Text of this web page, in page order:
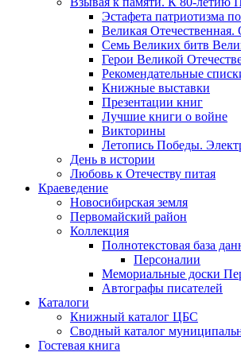
Эcтафета патриотизма
Великая
Семь Великих битв
Герои Великой
Рекомендательные
Книжные выставки
Презентации книг
Лучшие книги о войне
Викторины
Летопись Победы.
День в истории
Любовь к Отечеству питая
Краеведение
Новосибирская земля
Первомайский район
Коллекция
Полнотекстовая база
Персоналии
Мемориальные доски
Автографы писателей
Каталоги
Книжный каталог ЦБС
Сводный каталог
Гостевая книга